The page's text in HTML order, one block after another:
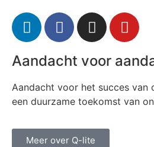
Aandacht voor
Aandacht voor het succes van
een duurzame toekomst van
Meer over Q-lite